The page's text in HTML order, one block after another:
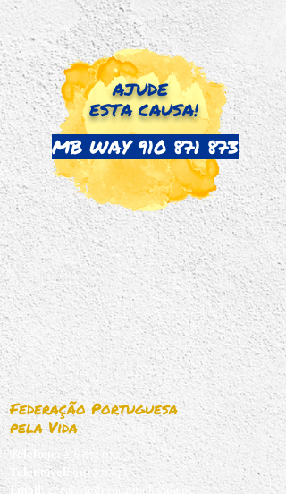
AJUDE
ESTACAUSA!
MB WAY 910 871 873
Federação Portuguesa
pela Vida
Telefone:216 072 072
Telemovel:
910 871 873
Email:
geral@federacaopelavida.pt